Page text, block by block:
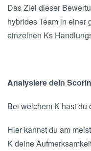
Das Ziel dieser
hybrides Team in einer
einzelnen Ks
Analysiere dein
Bei welchem K hast du
Hier kannst du am
K deine